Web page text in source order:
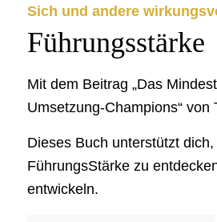
Sich und andere
Führungsstärke
Mit dem Beitrag „Das
Umsetzung-Champions“ von
Dieses Buch unterstützt
FührungsStärke zu
entwickeln.